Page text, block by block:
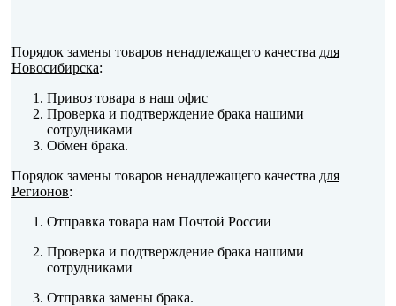
Порядок замены товаров ненадлежащего качества для
Новосибирска:
Привоз товара в наш офис
Проверка и подтверждение брака нашими
сотрудниками
Обмен брака.
Порядок замены товаров ненадлежащего качества для
Регионов:
Отправка товара нам Почтой России
Проверка и подтверждение брака нашими
сотрудниками
Отправка замены брака.